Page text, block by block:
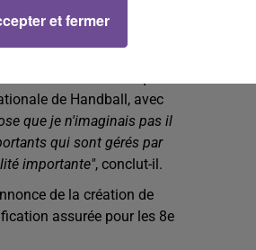
développer l'activité, et
déjà passé par ce poste
de Handball, avec
que je n'imaginais pas il
qui sont gérés par
importante", conclut-il.
de la création de
assurée pour les 8e
et fermer